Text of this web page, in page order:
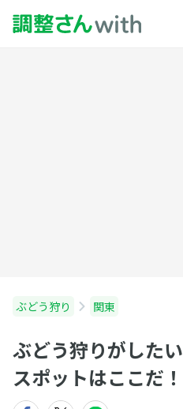
ぶどう狩り 関東
ぶどう狩りがした
スポットはここだ！